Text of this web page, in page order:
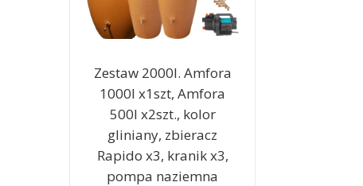
Zestaw 2000l. Amfora
1000l x1szt, Amfora
500l x2szt., kolor
gliniany, zbieracz
Rapido x3, kranik x3,
pompa naziemna